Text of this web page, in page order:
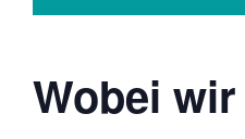
Wobei